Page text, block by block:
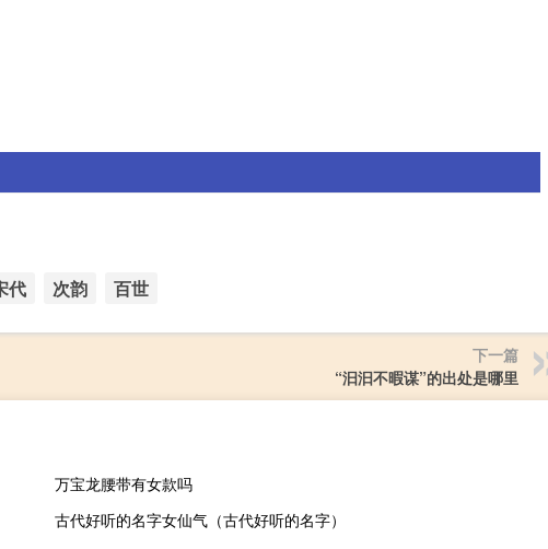
代 次韵 百世
下一篇
“汩汩不暇谋”的出处是哪里
万宝龙腰带有女款吗
古代好听的名字女仙气（古代好听的名字）